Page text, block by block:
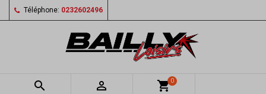
Téléphone: 0232602496
  shopping_cart0